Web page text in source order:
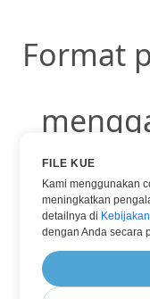
Format
Anda dapat
DOC KE
FILE KUE
Kami menggunakan
meningkatkan
detailnya di
dengan Anda secara